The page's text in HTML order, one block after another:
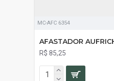
MC-AFC 6354
AFASTADOR
R$ 85,25